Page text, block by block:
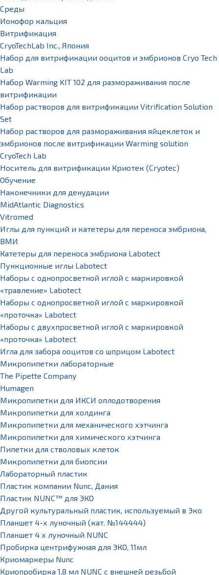
Среды
Ионофор кальция
Витрификация
CryoTechLab Inc., Япония
Набор для витрификации ооцитов и эмбрионов Cryo Tech
Lab
Набор Warming KIT 102 для размораживания после
витрификации
Набор растворов для витрификации Vitrification Solution
Set
Набор растворов для размораживания яйцеклеток и
эмбрионов после витрификации Warming solution
CryoTech Lab
Носитель для витрификации Криотек (Cryotec)
Обучение
Наконечники для денудации
MidAtlantic Diagnostics
Vitromed
Иглы для пункций и катетеры для переноса эмбриона,
ВМИ
Катетеры для переноса эмбриона Labotect
Пункционные иглы Labotect
Наборы с однопросветной иглой с маркировкой
«травление» Labotect
Наборы с однопросветной иглой с маркировкой
«проточка» Labotect
Наборы с двухпросветной иглой с маркировкой
«проточка» Labotect
Игла для забора ооцитов со шприцом Labotect
Микропипетки лабораторные
The Pipette Company
Humagen
Микропипетки для ИКСИ оплодотворения
Микропипетки для холдинга
Микропипетки для механического хэтчинга
Микропипетки для химического хэтчинга
Пипетки для стволовых клеток
Микропипетки для биопсии
Лабораторный пластик
Пластик компании Nunc, Дания
Пластик NUNC™ для ЭКО
Другой культуральный пластик, используемый в Эко
Планшет 4-х луночный (кат. №144444)
Планшет 4 х луночный NUNC
Пробирка центрифужная для ЭКО, 11мл
Криомаркеры Nunc
Криопробирка 1,8 мл NUNC с внешней резьбой